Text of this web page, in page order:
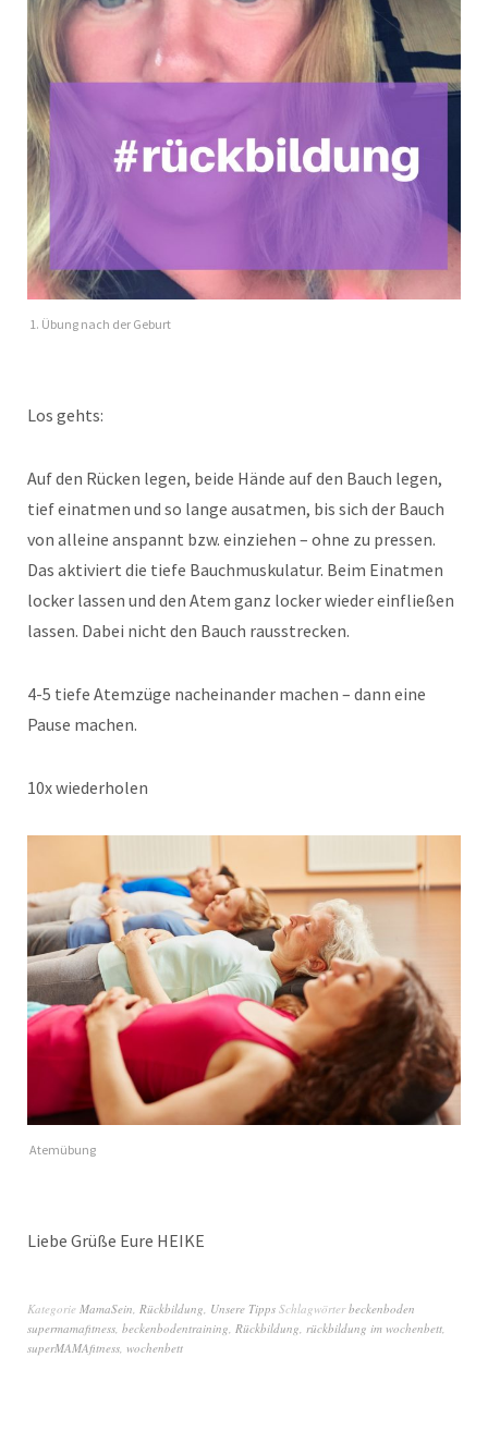
1. Übung nach der Geburt
Los gehts:
Auf den Rücken legen, beide Hände auf den Bauch legen,
tief einatmen und so lange ausatmen, bis sich der Bauch
von alleine anspannt bzw. einziehen – ohne zu pressen.
Das aktiviert die tiefe Bauchmuskulatur. Beim Einatmen
locker lassen und den Atem ganz locker wieder einfließen
lassen. Dabei nicht den Bauch rausstrecken.
4-5 tiefe Atemzüge nacheinander machen – dann eine
Pause machen.
10x wiederholen
Atemübung
Liebe Grüße Eure HEIKE
Kategorie MamaSein Rückbildung Unsere Tipps Schlagwörterbeckenboden
supermamafitness beckenbodentraining Rückbildung rückbildung im wochenbett
superMAMAfitness wochenbett